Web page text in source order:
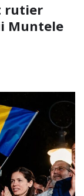
rutier
Muntele